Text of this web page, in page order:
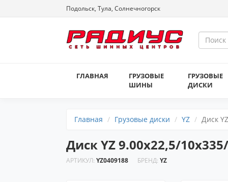
Подольск, Тула, Солнечногорск
ГЛАВНАЯ
ГРУЗОВЫЕ
ШИНЫ
ГРУЗОВЫЕ
ДИСКИ
Главная Грузовые диски YZ Диск
Диск YZ 9.00х22,5/
АРТИКУЛ: YZ0409188 БРЕНД: YZ